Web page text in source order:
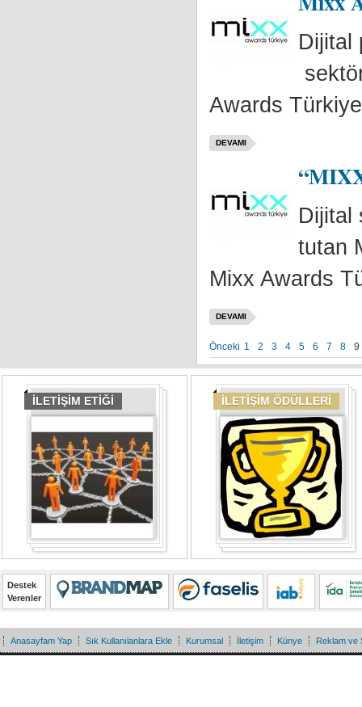
Dijital
Awards
DEVAMI
Dijital
tutan
Mixx Awards
DEVAMI
Önceki 1 2 3 4 5 6 7 8 9
İLETİŞİM ETİĞİ İLETİŞİM ÖDÜLLERİ
Destek
Verenler
Anasayfam Yap Sık Kullanılanlara Ekle Kurumsal İletişim Künye Reklam ve